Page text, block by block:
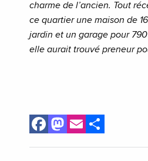
charme de l’ancien. Tout
ce quartier une maison de
jardin et un garage pour
elle aurait trouvé preneur
Facebook
Mastodon
Email